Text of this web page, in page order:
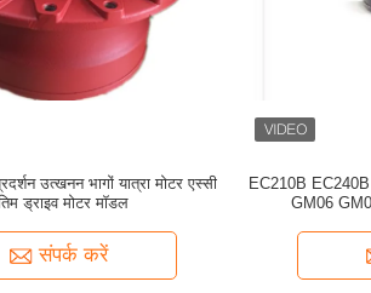
उत्खनन भागों यात्रा मोटर एस्सी
ड्राइव मोटर मॉडल
संपर्क करें
EC210B
GM06